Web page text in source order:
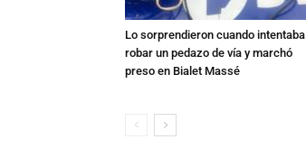
Lo sorprendieron cuando intentaba
robar un pedazo de vía y marchó
preso en Bialet Massé